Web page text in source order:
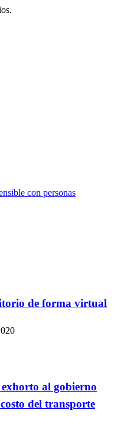
con personas
de forma virtual
al gobierno
del transporte